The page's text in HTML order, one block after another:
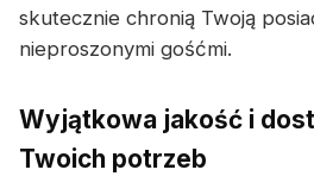
skutecznie chronią Twoją
nieproszonymi gośćmi.
Wyjątkowa jakość i
Twoich potrzeb